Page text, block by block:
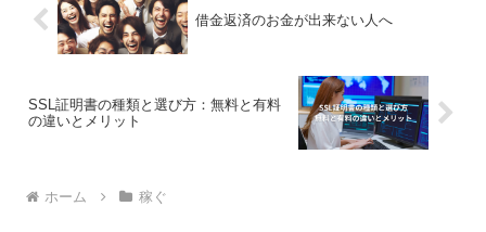
借金返済のお金が出来ない人へ
SSL証明書の種類と選び方：無料と有料
の違いとメリット
ホーム 稼ぐ